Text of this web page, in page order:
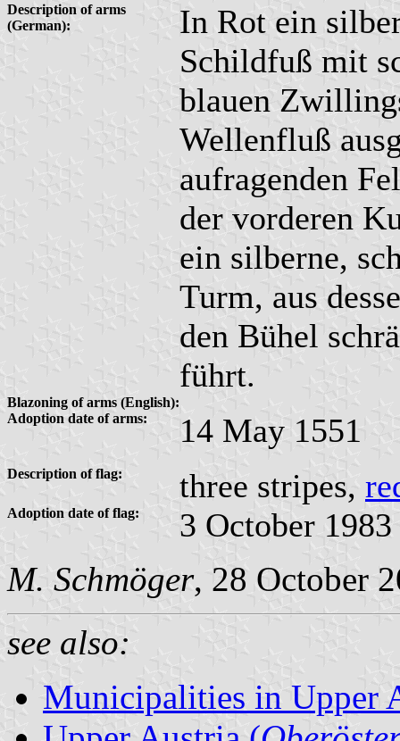
Description of arms
(German):
In Rot ein
Schildfuß mit
blauen
Wellenfluß
aufragenden
der vorderen
ein silberne,
Turm, aus
den Bühel
führt.
Blazoning of arms (English):
Adoption date of arms:
14 May 1551
Description of flag: three stripes,
Adoption date of flag: 3 October 1983
M. Schmöger, 28 October
see also:
Municipalities in Upper